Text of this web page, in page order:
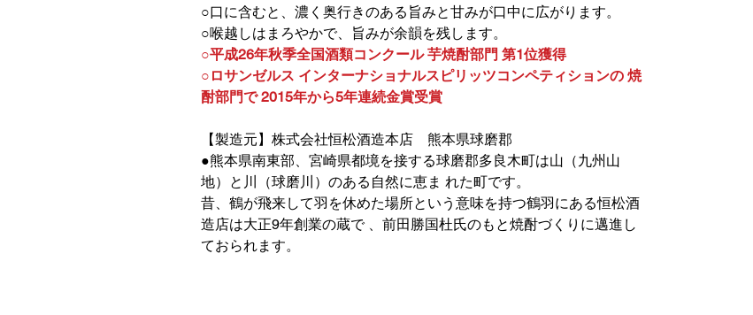
○口に含むと、濃く奥行きのある旨みと甘みが口中に広がります。
○喉越しはまろやかで、旨みが余韻を残します。
○平成26年秋季全国酒類コンクール 芋焼酎部門 第1位獲得
○ロサンゼルス インターナショナルスピリッツコンペティションの 焼
酎部門で 2015年から5年連続金賞受賞
【製造元】株式会社恒松酒造本店 熊本県球磨郡
●熊本県南東部、宮崎県都境を接する球磨郡多良木町は山（九州山
地）と川（球磨川）のある自然に恵ま れた町です。
昔、鶴が飛来して羽を休めた場所という意味を持つ鶴羽にある恒松酒
造店は大正9年創業の蔵で 、前田勝国杜氏のもと焼酎づくりに邁進し
ておられます。